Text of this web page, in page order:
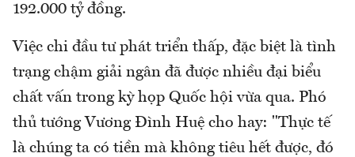
192.000 tỷ đồng.
Việc chi đầu tư phát triển thấp, đặc biệt là tình
trạng chậm giải ngân đã được nhiều đại biểu
chất vấn trong kỳ họp Quốc hội vừa qua. Phó
thủ tướng Vương Đình Huệ cho hay: "Thực tế
là chúng ta có tiền mà không tiêu hết được, đó